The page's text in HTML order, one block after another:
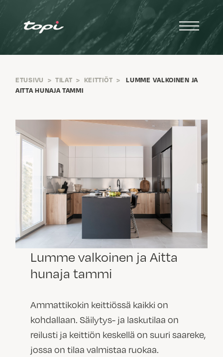
ETUSIVU > TILAT > KEITTIÖT >
LUMME VALKOINEN JA
AITTA HUNAJA TAMMI
Lumme valkoinen ja Aitta
hunaja tammi
Ammattikokin keittiössä kaikki on
kohdallaan. Säilytys- ja laskutilaa on
reilusti ja keittiön keskellä on suuri saareke,
jossa on tilaa valmistaa ruokaa.